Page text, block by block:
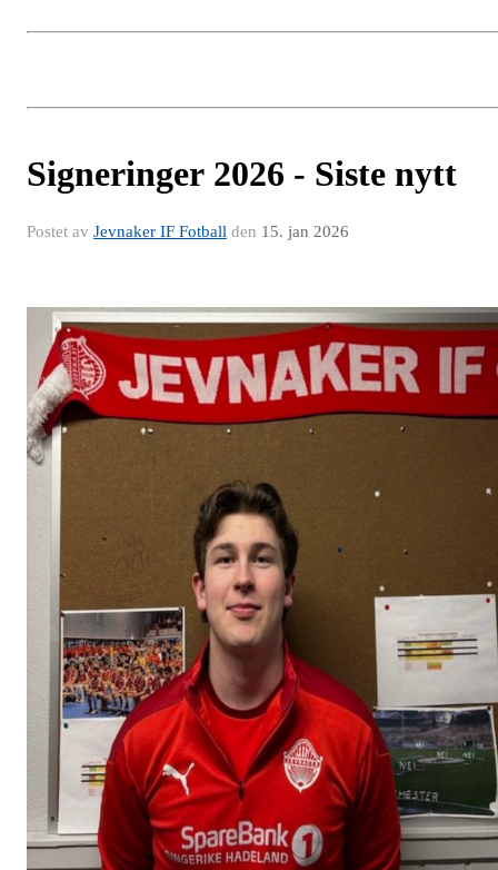
Signeringer 2026 - Siste nytt
Postet av Jevnaker IF Fotball den 15. jan 2026